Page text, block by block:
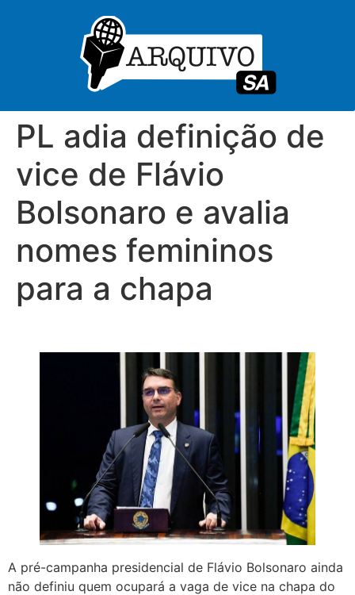
PL adia definição de
vice de Flávio
Bolsonaro e avalia
nomes femininos
para a chapa
A pré-campanha presidencial de Flávio Bolsonaro ainda
não definiu quem ocupará a vaga de vice na chapa do